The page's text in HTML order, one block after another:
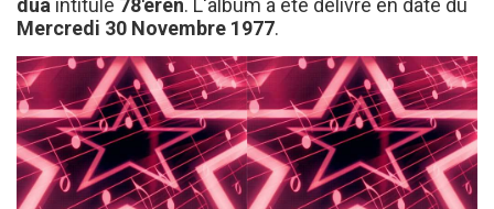
dua intitulé 78'eren. L'album a été délivré en date du
Mercredi 30 Novembre 1977.